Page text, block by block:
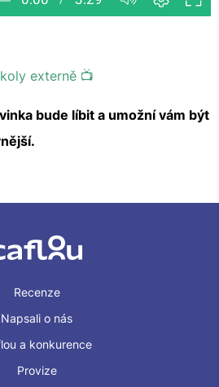
externě 📺
bude líbit a umožní vám být
Recenze
Napsali o nás
a konkurence
Provize